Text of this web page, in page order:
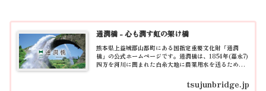
通潤橋 - 心も潤す虹の架け橋
熊本県上益城郡山都町にある国指定重要文化財「通潤
橋」の公式ホームページです。通潤橋は、1854年(嘉永7)
四方を河川に囲まれた白糸大地に農業用水を送るため建
と呼ばれる水路の一部であり、北側ののtsujunbridge.jp